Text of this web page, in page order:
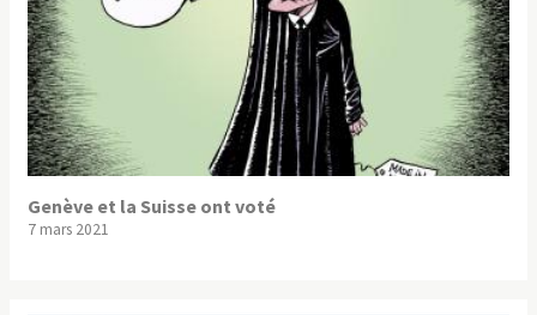
Genève et la Suisse ont voté
7 mars 2021